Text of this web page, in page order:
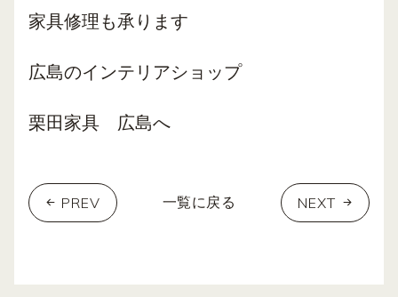
家具修理も承ります
広島のインテリアショップ
栗田家具 広島へ
PREV 一覧に戻る NEXT